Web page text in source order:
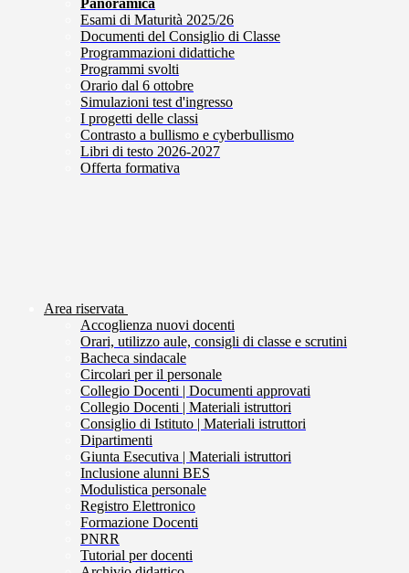
Panoramica
Esami di Maturità 2025/26
Documenti del Consiglio di Classe
Programmazioni didattiche
Programmi svolti
Orario dal 6 ottobre
Simulazioni test d'ingresso
I progetti delle classi
Contrasto a bullismo e cyberbullismo
Libri di testo 2026-2027
Offerta formativa
Area riservata
Accoglienza nuovi docenti
Orari, utilizzo aule, consigli di classe e scrutini
Bacheca sindacale
Circolari per il personale
Collegio Docenti | Documenti approvati
Collegio Docenti | Materiali istruttori
Consiglio di Istituto | Materiali istruttori
Dipartimenti
Giunta Esecutiva | Materiali istruttori
Inclusione alunni BES
Modulistica personale
Registro Elettronico
Formazione Docenti
PNRR
Tutorial per docenti